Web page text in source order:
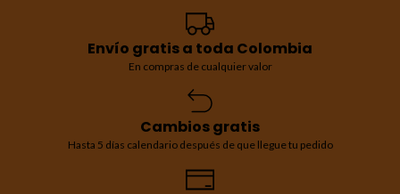
Envío gratis a toda Colombia
En compras de cualquier valor
Cambios gratis
Hasta 5 días calendario después de que llegue tu pedido